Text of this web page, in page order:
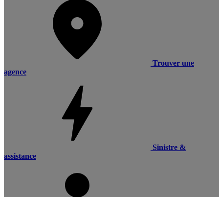
Trouver une
agence
Sinistre &
assistance